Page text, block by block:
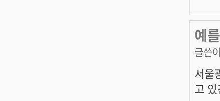
예
글쓴
서울
고